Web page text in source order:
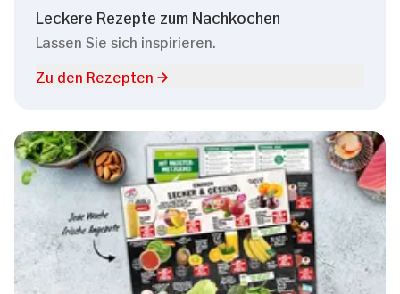
Leckere Rezepte zum Nachkochen
Lassen Sie sich inspirieren.
Zu den Rezepten